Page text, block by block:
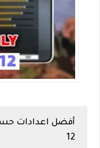
12